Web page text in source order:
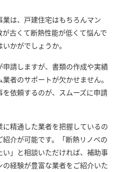
は、戸建住宅はもちろんマン
古くて断熱性能が低くて悩んで
かがでしょうか。
請しますが、書類の作成や実績
者のサポートが欠かせません。
依頼するのが、スムーズに申請
精通した業者を把握しているの
介が可能です。「断熱リノベの
」と相談いただければ、補助事
経験が豊富な業者をご紹介いた